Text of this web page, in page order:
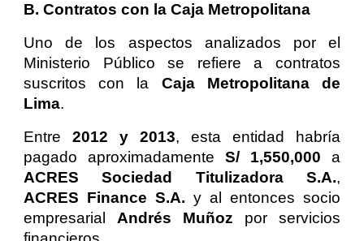
B. Contratos con la Caja Metropolitana
Uno de los aspectos analizados por el
Ministerio Público se refiere a contratos
suscritos con la Caja Metropolitana de
Lima.
Entre2012 y 2013, esta entidad habría
pagado aproximadamente S/ 1,550,000 a
ACRES Sociedad Titulizadora S.A.,
ACRES Finance S.A. y al entonces socio
empresarial Andrés Muñoz por servicios